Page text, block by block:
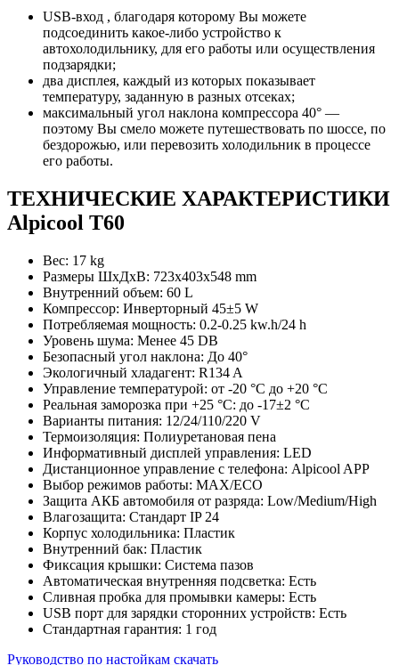
USB-вход , благодаря которому Вы можете
подсоединить какое-либо устройство к
автохолодильнику, для его работы или осуществления
подзарядки;
два дисплея, каждый из которых показывает
температуру, заданную в разных отсеках;
максимальный угол наклона компрессора 40° —
поэтому Вы смело можете путешествовать по шоссе, по
бездорожью, или перевозить холодильник в процессе
его работы.
ТЕХНИЧЕСКИЕ ХАРАКТЕРИСТИКИ
Alpicool T60
Вес: 17 kg
Размеры ШxДxВ: 723x403x548 mm
Внутренний объем: 60 L
Компрессор: Инверторный 45±5 W
Потребляемая мощность: 0.2-0.25 kw.h/24 h
Уровень шума: Менее 45 DB
Безопасный угол наклона: До 40°
Экологичный хладагент: R134 A
Управление температурой: от -20 °С до +20 °С
Реальная заморозка при +25 °C: до -17±2 °С
Варианты питания: 12/24/110/220 V
Термоизоляция: Полиуретановая пена
Информативный дисплей управления: LED
Дистанционное управление с телефона: Alpicool APP
Выбор режимов работы: MAX/ECO
Защита АКБ автомобиля от разряда: Low/Medium/High
Влагозащита: Стандарт IP 24
Корпус холодильника: Пластик
Внутренний бак: Пластик
Фиксация крышки: Система пазов
Автоматическая внутренняя подсветка: Есть
Сливная пробка для промывки камеры: Есть
USB порт для зарядки сторонних устройств: Есть
Стандартная гарантия: 1 год
Руководство по настойкам скачать